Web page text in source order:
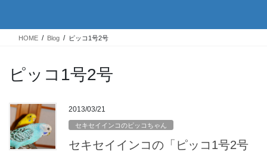
HOME Blog ピッコ1号2号
ピッコ1号2号
2013/03/21
セキセイインコのピッコちゃん
セキセイインコの「ピッコ1号2号